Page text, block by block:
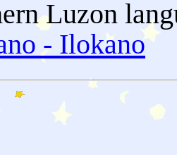
Luzon
- Ilokano